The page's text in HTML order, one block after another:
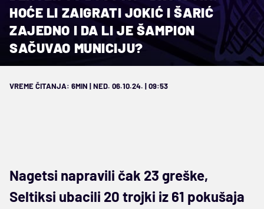
HOĆE LI ZAIGRATI JOKIĆ I ŠARIĆ
ZAJEDNO I DA LI JE ŠAMPION
SAČUVAO MUNICIJU?
VREME ČITANJA: 6MIN | NED. 06.10.24. | 09:53
Nagetsi napravili čak 23 greške,
Seltiksi ubacili 20 trojki iz 61 pokušaja